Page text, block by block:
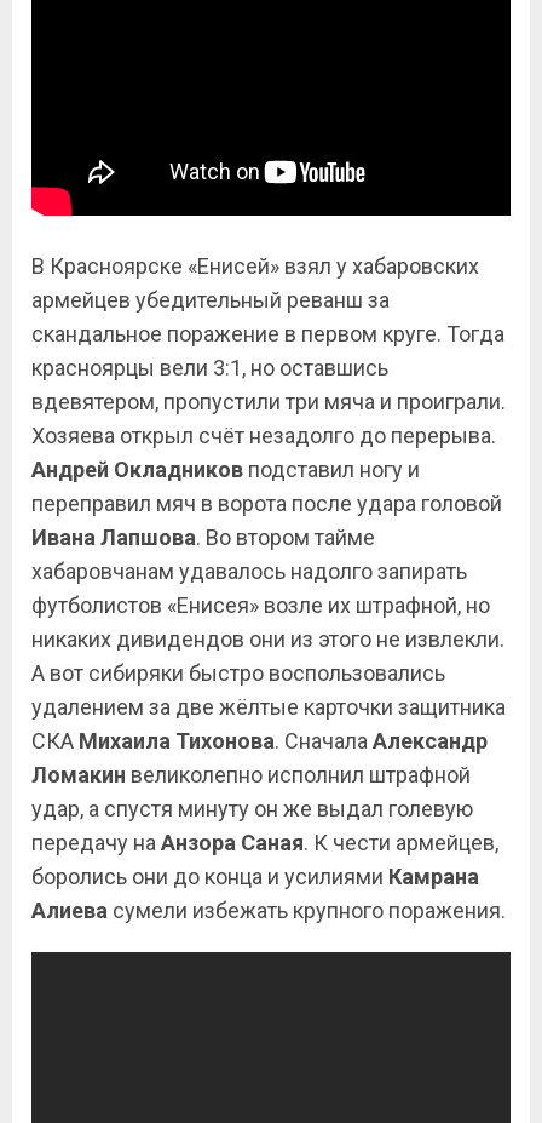
В Красноярске «Енисей» взял у хабаровских
армейцев убедительный реванш за
скандальное поражение в первом круге. Тогда
красноярцы вели 3:1, но оставшись
вдевятером, пропустили три мяча и проиграли.
Хозяева открыл счёт незадолго до перерыва.
Андрей Окладников подставил ногу и
переправил мяч в ворота после удара головой
Ивана Лапшова. Во втором тайме
хабаровчанам удавалось надолго запирать
футболистов «Енисея» возле их штрафной, но
никаких дивидендов они из этого не извлекли.
А вот сибиряки быстро воспользовались
удалением за две жёлтые карточки защитника
СКА Михаила Тихонова. Сначала Александр
Ломакин великолепно исполнил штрафной
удар, а спустя минуту он же выдал голевую
передачу на Анзора Саная. К чести армейцев,
боролись они до конца и усилиями Камрана
Алиева сумели избежать крупного поражения.